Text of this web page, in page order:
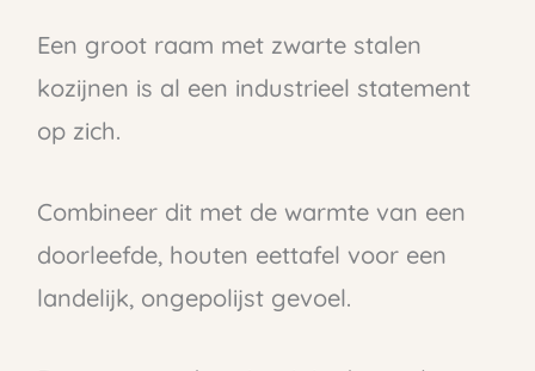
Een groot raam met zwarte stalen
kozijnen is al een industrieel statement
op zich.
Combineer dit met de warmte van een
doorleefde, houten eettafel voor een
landelijk, ongepolijst gevoel.